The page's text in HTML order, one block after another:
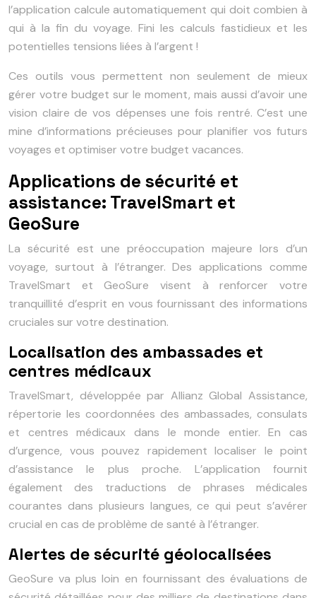
l’application calcule automatiquement qui doit combien à
qui à la fin du voyage. Fini les calculs fastidieux et les
potentielles tensions liées à l’argent !
Ces outils vous permettent non seulement de mieux
gérer votre budget sur le moment, mais aussi d’avoir une
vision claire de vos dépenses une fois rentré. C’est une
mine d’informations précieuses pour planifier vos futurs
voyages et optimiser votre budget vacances.
Applications de sécurité et
assistance: TravelSmart et
GeoSure
La sécurité est une préoccupation majeure lors d’un
voyage, surtout à l’étranger. Des applications comme
TravelSmart et GeoSure visent à renforcer votre
tranquillité d’esprit en vous fournissant des informations
cruciales sur votre destination.
Localisation des ambassades et
centres médicaux
TravelSmart, développée par Allianz Global Assistance,
répertorie les coordonnées des ambassades, consulats
et centres médicaux dans le monde entier. En cas
d’urgence, vous pouvez rapidement localiser le point
d’assistance le plus proche. L’application fournit
également des traductions de phrases médicales
courantes dans plusieurs langues, ce qui peut s’avérer
crucial en cas de problème de santé à l’étranger.
Alertes de sécurité géolocalisées
GeoSure va plus loin en fournissant des évaluations de